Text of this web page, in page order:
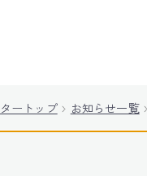
ートップ お知らせ一覧